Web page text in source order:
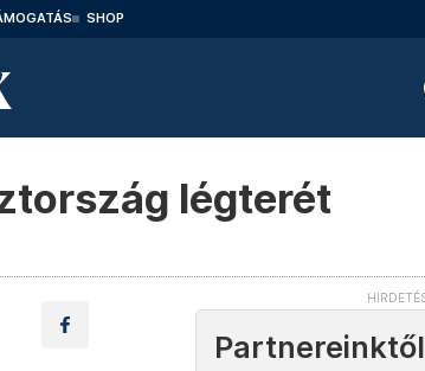
SHOP
légterét
Partnereinktől